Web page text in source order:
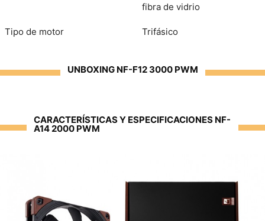
fibra de vidrio
Tipo de motor Trifásico
UNBOXING NF-F12 3000 PWM
CARACTERÍSTICAS Y ESPECIFICACIONES NF-
A14 2000 PWM